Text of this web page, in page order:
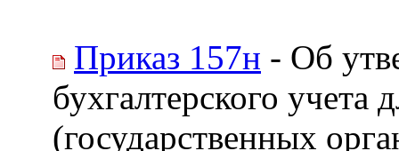
Приказ 157н - Об
бухгалтерского учета
(государственных